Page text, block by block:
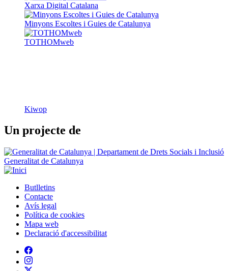
Xarxa Digital Catalana
Minyons Escoltes i Guies de Catalunya
TOTHOMweb
Kiwop
Un projecte de
Generalitat de Catalunya
Peu
Butlletins
Contacte
Avís legal
Política de cookies
Mapa web
Declaració d'accessibilitat